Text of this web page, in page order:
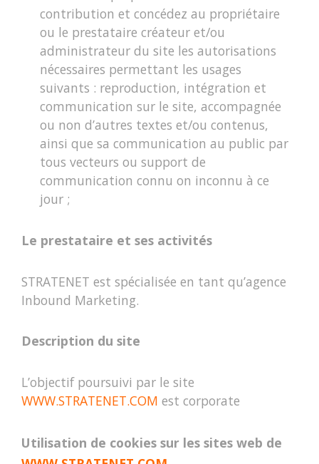
contribution et concédez au propriétaire
ou le prestataire créateur et/ou
administrateur du site les autorisations
nécessaires permettant les usages
suivants : reproduction, intégration et
communication sur le site, accompagnée
ou non d’autres textes et/ou contenus,
ainsi que sa communication au public par
tous vecteurs ou support de
communication connu on inconnu à ce
jour ;
Le prestataire et ses activités
STRATENET est spécialisée en tant qu’agence
Inbound Marketing.
Description du site
L’objectif poursuivi par le site
WWW.STRATENET.COM est corporate
Utilisation de cookies sur les sites web de